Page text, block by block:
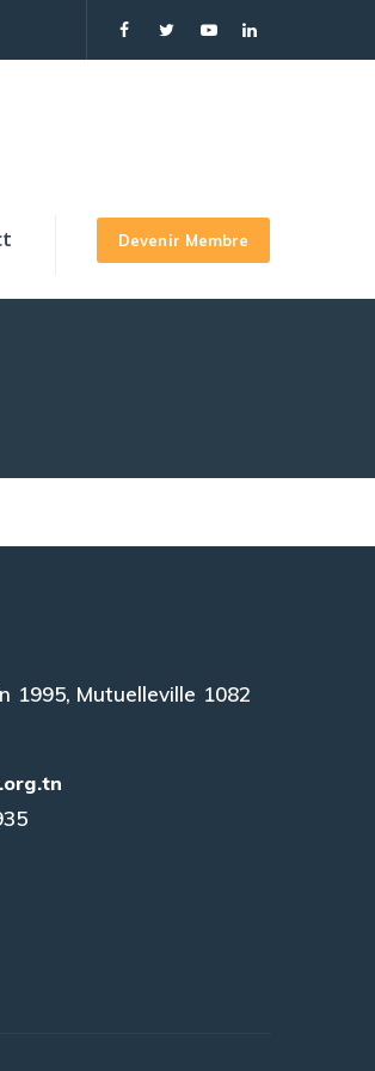
Devenir Membre
1995, Mutuelleville 1082